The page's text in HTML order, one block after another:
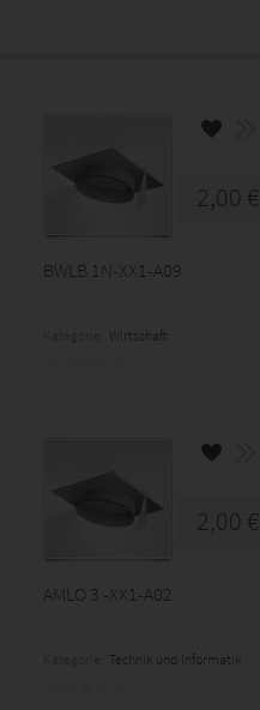
2,00 €
BWLB 1N-XX1-A09
Wirtschaft
2,00 €
AMLO 3 -XX1-A02
Technik und Informatik